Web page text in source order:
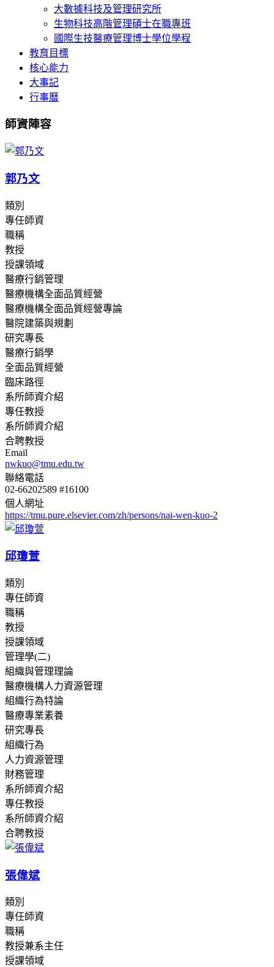
大數據科技及管理研究所
生物科技高階管理碩士在職專班
國際生技醫療管理博士學位學程
教育目標
核心能力
大事記
行事曆
師資陣容
郭乃文
類別
專任師資
職稱
教授
授課領域
醫療行銷管理
醫療機構全面品質經營
醫療機構全面品質經營專論
醫院建築與規劃
研究專長
醫療行銷學
全面品質經營
臨床路徑
系所師資介紹
專任教授
系所師資介紹
合聘教授
Email
nwkuo@tmu.edu.tw
聯絡電話
02-66202589 #16100
個人網址
https://tmu.pure.elsevier.com/zh/persons/nai-wen-kuo-2
邱瓊萱
類別
專任師資
職稱
教授
授課領域
管理學(二)
組織與管理理論
醫療機構人力資源管理
組織行為特論
醫療專業素養
研究專長
組織行為
人力資源管理
財務管理
系所師資介紹
專任教授
系所師資介紹
合聘教授
張偉斌
類別
專任師資
職稱
教授兼系主任
授課領域